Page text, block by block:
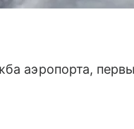
аэропорта,